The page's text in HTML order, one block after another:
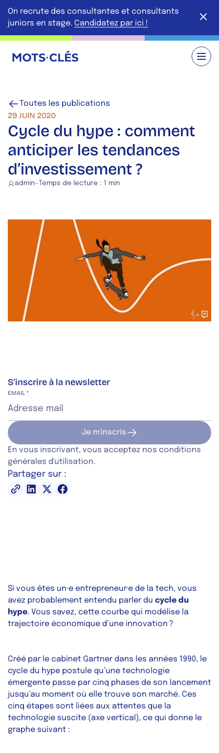
Aller au contenu principal
On recrute des consultantes et consultants
juniors en stage. Candidatez par ici !
Retour à l'accueil
Toutes les publications
29 JUIN 2020
Cycle du hype : comment
anticiper les tendances
d’investissement ?
admin- Temps de lecture : 1 min
S'inscrire à la newsletter
EMAIL *
Site web de l’entreprise
Je m'inscris
En vous inscrivant, vous acceptez nos conditions
générales d'utilisation.
Partager sur :
Si vous êtes un·e entrepreneur·e de la tech, vous
avez probablement entendu parler du cycle du
hype. Vous savez, cette courbe qui modélise la
trajectoire économique d’une innovation ?
Créé par le cabinet Gartner dans les années 1990, le
cycle du hype postule qu’une technologie
émergente passe par cinq phases de son lancement
jusqu’au moment où elle trouve son marché. Ces
cinq étapes sont liées aux attentes que la
technologie suscite (axe vertical), ce qui donne le
graphe suivant :